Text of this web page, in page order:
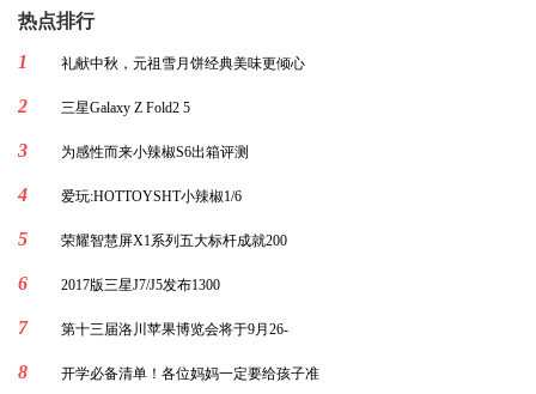
热点排行
1
礼献中秋，元祖雪月饼经典美味更倾心
2 三星Galaxy Z Fold2 5
3 为感性而来小辣椒S6出箱评测
4 爱玩:HOTTOYSHT小辣椒1/6
5 荣耀智慧屏X1系列五大标杆成就200
6 2017版三星J7/J5发布1300
7 第十三届洛川苹果博览会将于9月26-
8 开学必备清单！各位妈妈一定要给孩子准